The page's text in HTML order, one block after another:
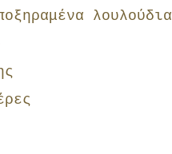
λουλούδια